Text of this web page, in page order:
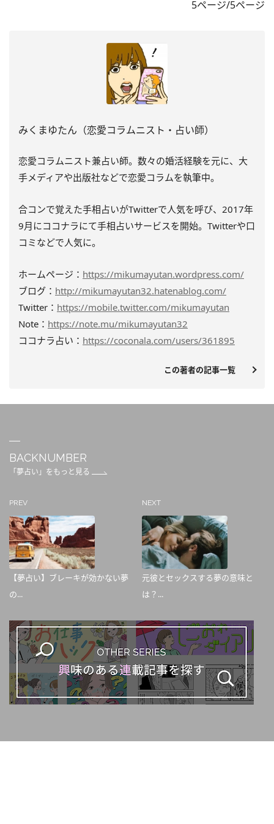
5ページ/5ページ
みくまゆたん（恋愛コラムニスト・占い師）
恋愛コラムニスト兼占い師。数々の婚活経験を元に、大
手メディアや出版社などで恋愛コラムを執筆中。
合コンで覚えた手相占いがTwitterで人気を呼び、2017年
9月にココナラにて手相占いサービスを開始。Twitterや口
コミなどで人気に。
ホームページ： https://mikumayutan.wordpress.com/
ブログ： http://mikumayutan32.hatenablog.com/
Twitter： https://mobile.twitter.com/mikumayutan
Note： https://note.mu/mikumayutan32
ココナラ占い： https://coconala.com/users/361895
この著者の記事一覧
BACKNUMBER
「夢占い」をもっと見る
PREV
【夢占い】ブレーキが効かない夢
の...
NEXT
元彼とセックスする夢の意味と
は？...